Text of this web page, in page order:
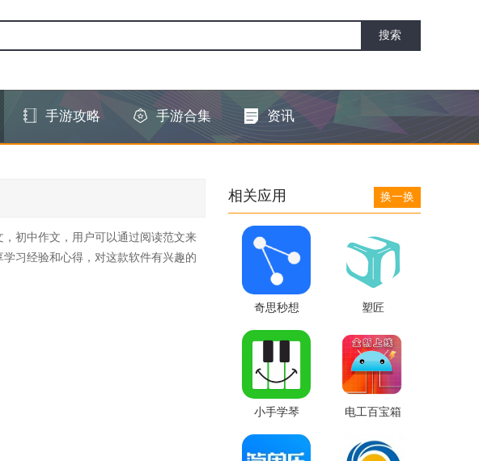
手游攻略 手游合集 资讯
初中作文，用户可以通过阅读范文来
习经验和心得，对这款软件有兴趣的
相关应用 换一换
奇思秒想 塑匠
小手学琴 电工百宝箱